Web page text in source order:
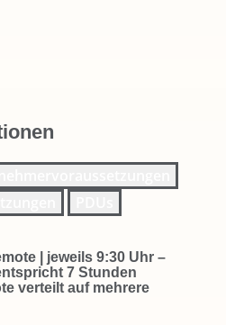
| jeweils 9:30 Uhr –
7 Stunden
verteilt auf mehrere